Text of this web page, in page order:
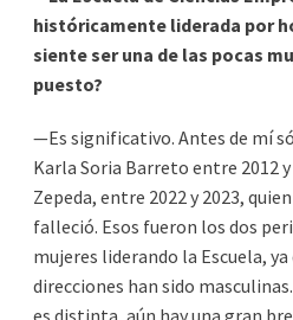
históricamente liderada por
siente ser una de las pocas
puesto?
—Es significativo. Antes de mí
Karla Soria Barreto entre 2012
Zepeda, entre 2022 y 2023,
falleció. Esos fueron los dos
mujeres liderando la Escuela,
direcciones han sido